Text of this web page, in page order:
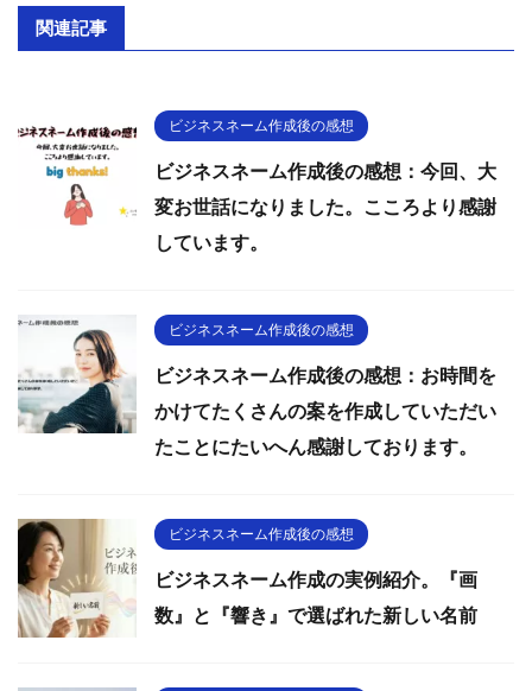
関連記事
ビジネスネーム作成後の感想
ビジネスネーム作成後の感想：今回、大
変お世話になりました。こころより感謝
しています。
ビジネスネーム作成後の感想
ビジネスネーム作成後の感想：お時間を
かけてたくさんの案を作成していただい
たことにたいへん感謝しております。
ビジネスネーム作成後の感想
ビジネスネーム作成の実例紹介。『画
数』と『響き』で選ばれた新しい名前